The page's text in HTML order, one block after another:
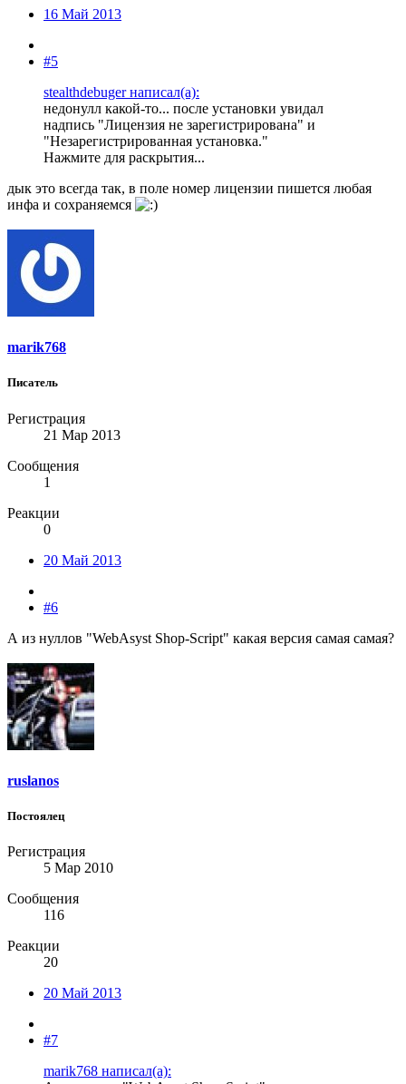
16 Май 2013
#5
stealthdebuger написал(а):
недонулл какой-то... после установки увидал
надпись "Лицензия не зарегистрирована" и
"Незарегистрированная установка."
Нажмите для раскрытия...
дык это всегда так, в поле номер лицензии пишется любая
инфа и сохраняемся
marik768
Писатель
Регистрация
21 Мар 2013
Сообщения
1
Реакции
0
20 Май 2013
#6
А из нуллов "WebAsyst Shop-Script" какая версия самая самая?
ruslanos
Постоялец
Регистрация
5 Мар 2010
Сообщения
116
Реакции
20
20 Май 2013
#7
marik768 написал(а):